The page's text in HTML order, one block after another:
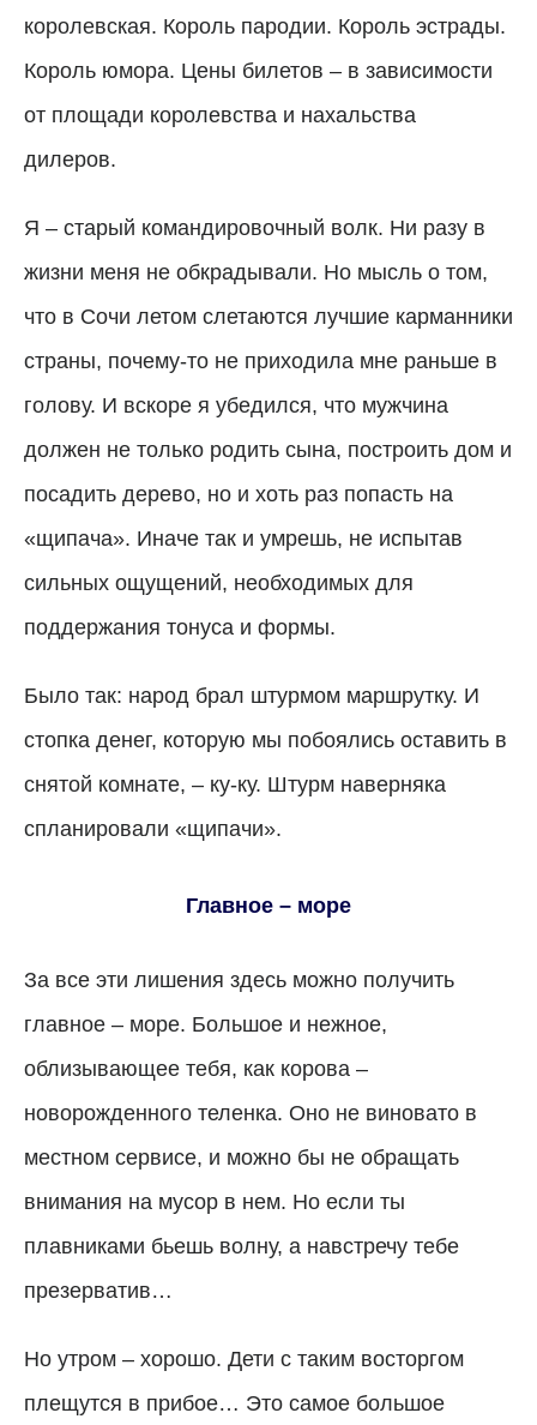
королевская. Король пародии. Король эстрады.
Король юмора. Цены билетов – в зависимости
от площади королевства и нахальства
дилеров.
Я – старый командировочный волк. Ни разу в
жизни меня не обкрадывали. Но мысль о том,
что в Сочи летом слетаются лучшие карманники
страны, почему-то не приходила мне раньше в
голову. И вскоре я убедился, что мужчина
должен не только родить сына, построить дом и
посадить дерево, но и хоть раз попасть на
«щипача». Иначе так и умрешь, не испытав
сильных ощущений, необходимых для
поддержания тонуса и формы.
Было так: народ брал штурмом маршрутку. И
стопка денег, которую мы побоялись оставить в
снятой комнате, – ку-ку. Штурм наверняка
спланировали «щипачи».
Главное – море
За все эти лишения здесь можно получить
главное – море. Большое и нежное,
облизывающее тебя, как корова –
новорожденного теленка. Оно не виновато в
местном сервисе, и можно бы не обращать
внимания на мусор в нем. Но если ты
плавниками бьешь волну, а навстречу тебе
презерватив…
Но утром – хорошо. Дети с таким восторгом
плещутся в прибое… Это самое большое